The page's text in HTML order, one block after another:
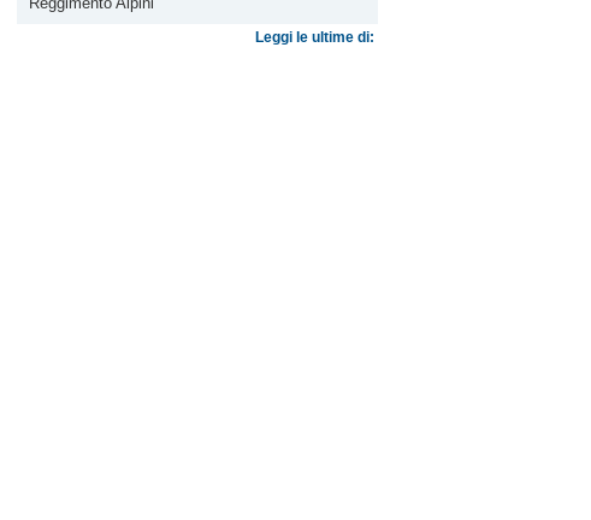
Leggi le ultime di: